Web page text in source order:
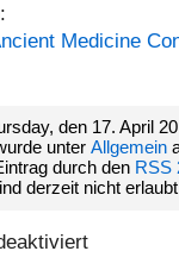
Medicine
den 17. April
unter Allgemein
durch den RSS
derzeit nicht